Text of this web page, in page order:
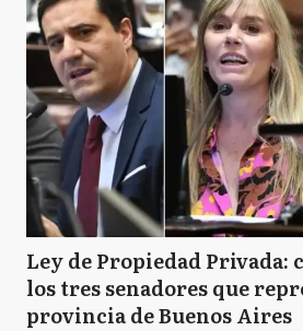
Ley de Propiedad Privada:
los tres senadores que
provincia de Buenos Aires